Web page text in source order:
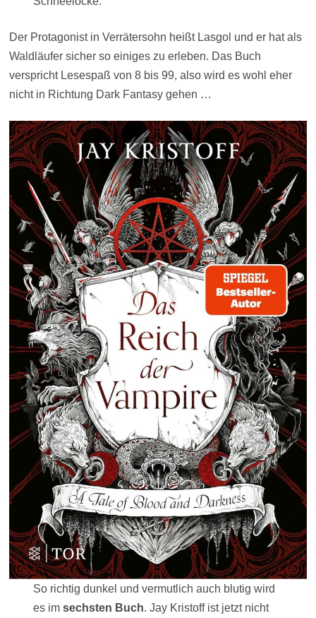
Der Protagonist in Verrätersohn heißt Lasgol und er hat als
Waldläufer sicher so einiges zu erleben. Das Buch
verspricht Lesespaß von 8 bis 99, also wird es wohl eher
nicht in Richtung Dark Fantasy gehen …
So richtig dunkel und vermutlich auch blutig wird
es im sechsten Buch. Jay Kristoff ist jetzt nicht